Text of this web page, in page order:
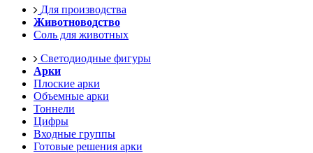
Для производства
Животноводство
Соль для животных
Светодиодные фигуры
Арки
Плоские арки
Объемные арки
Тоннели
Цифры
Входные группы
Готовые решения арки